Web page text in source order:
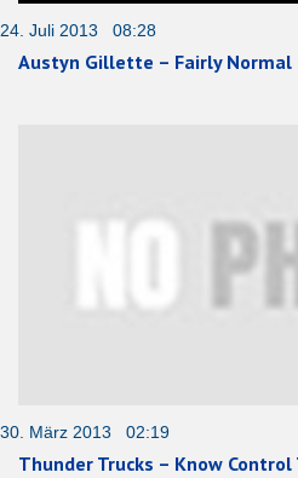
24. Juli 2013 08:28
Austyn Gillette – Fairly Normal
30. März 2013 02:19
Thunder Trucks – Know Control